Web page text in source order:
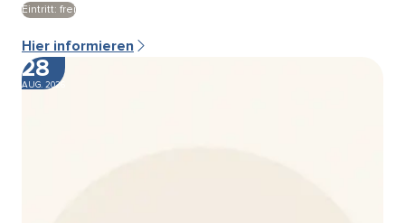
Eintritt: frei
Hier informieren
28
AUG. 2026